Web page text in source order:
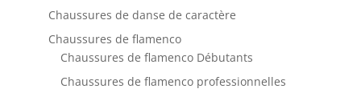
Chaussures de danse de caractère
Chaussures de flamenco
Chaussures de flamenco Débutants
Chaussures de flamenco professionnelles